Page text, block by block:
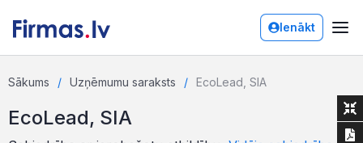
Ienākt
Sākums Uzņēmumu saraksts EcoLead, SIA
EcoLead, SIA